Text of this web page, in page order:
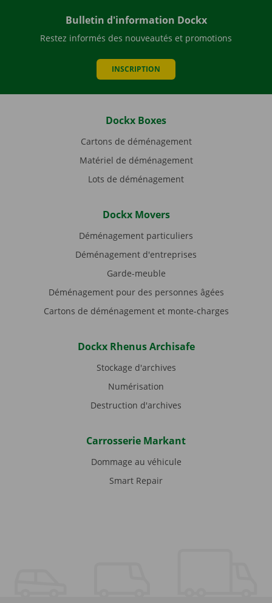
Bulletin d'information Dockx
Restez informés des nouveautés et promotions
INSCRIPTION
Dockx Boxes
Cartons de déménagement
Matériel de déménagement
Lots de déménagement
Dockx Movers
Déménagement particuliers
Déménagement d'entreprises
Garde-meuble
Déménagement pour des personnes âgées
Cartons de déménagement et monte-charges
Dockx Rhenus Archisafe
Stockage d'archives
Numérisation
Destruction d'archives
Carrosserie Markant
Dommage au véhicule
Smart Repair